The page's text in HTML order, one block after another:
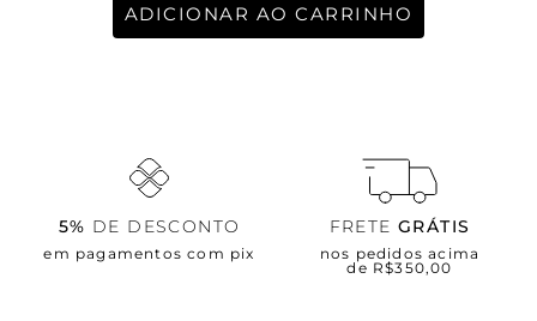
ADICIONAR AO CARRINHO
5% DE DESCONTO
em pagamentos com pix
FRETE GRÁTIS
nos pedidos acima
de R$350,00